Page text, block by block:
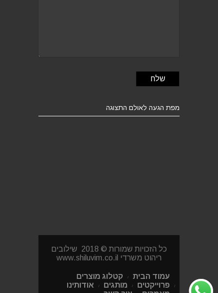
מפת הגעה לאולם התצוגה
כל הזכויות שמורות © 2018 שילובים
ריהוט משרדי www.shiluvim.co.il
עמוד הבית
קטלוג מוצרים
פרוייקטים
מותגים
אודותינו